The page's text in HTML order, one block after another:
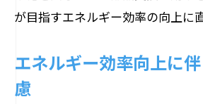
が目指すエネルギー効率の向上に
エネルギー効率向上に
慮